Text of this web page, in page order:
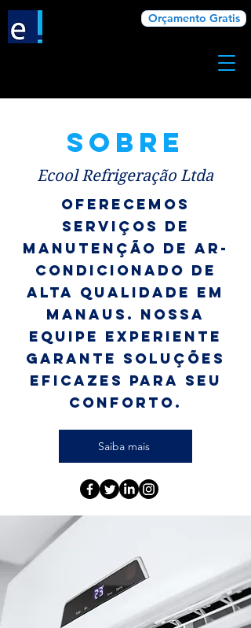
Orçamento Gratis
Sobre
Ecool Refrigeração Ltda
Oferecemos
serviços de
manutenção de ar-
condicionado de
alta qualidade em
Manaus. Nossa
equipe experiente
garante soluções
eficazes para seu
conforto.
Saiba mais